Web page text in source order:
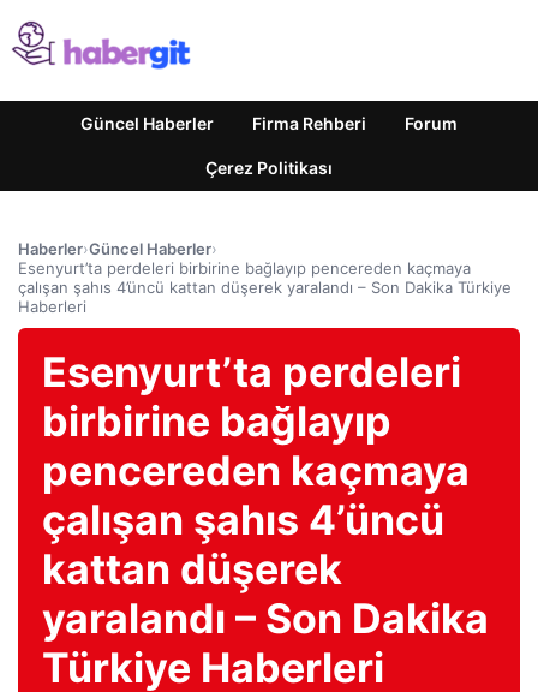
Güncel Haberler Firma Rehberi Forum
Çerez Politikası
Haberler›Güncel Haberler›
Esenyurt’ta perdeleri birbirine bağlayıp pencereden kaçmaya
çalışan şahıs 4’üncü kattan düşerek yaralandı – Son Dakika Türkiye
Haberleri
Esenyurt’ta perdeleri
birbirine bağlayıp
pencereden kaçmaya
çalışan şahıs 4’üncü
kattan düşerek
yaralandı – Son Dakika
Türkiye Haberleri